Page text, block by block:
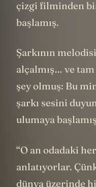
çizgi filminden bir
Şarkının
alçalmış… ve
şey olmuş: Bu
şarkı sesini
“O an odadaki
anlatıyorlar.